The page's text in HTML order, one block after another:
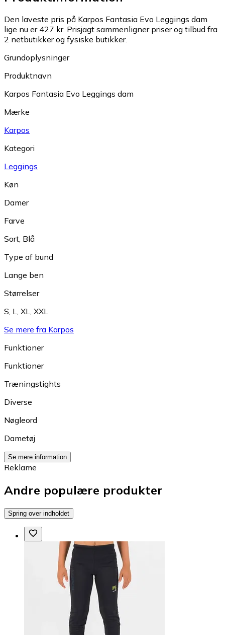
Den laveste pris på Karpos Fantasia Evo Leggings dam
lige nu er 427 kr. Prisjagt sammenligner priser og tilbud fra
2 netbutikker og fysiske butikker.
Grundoplysninger
Produktnavn
Karpos Fantasia Evo Leggings dam
Mærke
Karpos
Kategori
Leggings
Køn
Damer
Farve
Sort, Blå
Type af bund
Lange ben
Størrelser
S, L, XL, XXL
Se mere fra Karpos
Funktioner
Funktioner
Træningstights
Diverse
Nøgleord
Dametøj
Se mere information
Reklame
Andre populære produkter
Spring over indholdet